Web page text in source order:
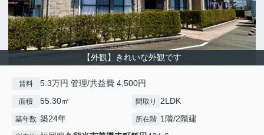
【外観】きれいな外観です
賃料 5.3万円 管理/共益費 4,500円
面積 55.30㎡ 間取り 2LDK
築年数 築24年 所在階 1階/2階建